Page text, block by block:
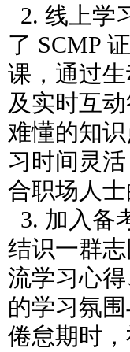
2. 线上学
了 SCMP
课，通过
及实时互
难懂的知
习时间灵
合职场人士
3. 加入备
结识一群
流学习心
的学习氛
倦怠期时